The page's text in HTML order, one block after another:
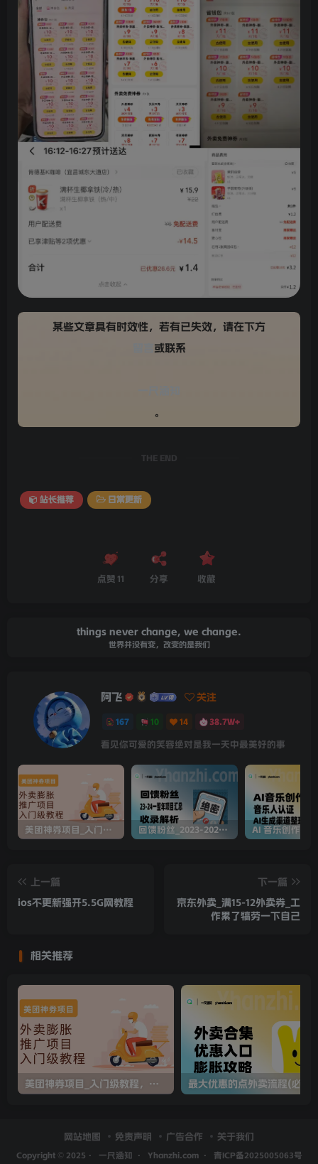
某些文章具有时效性，若有已失效，请在下方
或联系
。
THE END
站长推荐 日常更新
点赞 11 分享 收藏
things never change, we change.
世界并没有变，改变的是我们
阿飞 关注
167 10 14 38.7W+
看见你可爱的笑容绝对是我一天中最美好的事
美团神券项目_入门级教程，外卖券膨胀推广项目 回馈粉丝_2023-2024全年项目汇总+收录解析（一整年我都收录啦了~）
上一篇
ios不更新强开5.5G网教程
下一篇
京东外卖_满15-12外卖券_工
作累了犒劳一下自己
相关推荐
美团神券项目_入门级教程，外卖券膨胀推广项目
网站地图 免责声明 广告合作 关于我们
Copyright © 2025· 一尺涵知 · Yhanzhi.com· 青ICP备2025005063号